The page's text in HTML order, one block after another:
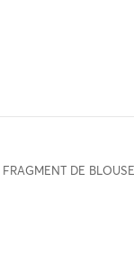
FRAGMENT DE BLOUSE